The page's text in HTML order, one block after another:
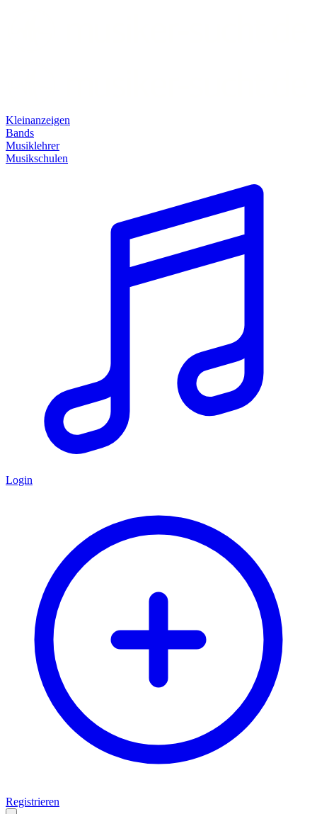
Kleinanzeigen
Bands
Musiklehrer
Musikschulen
Login
Registrieren